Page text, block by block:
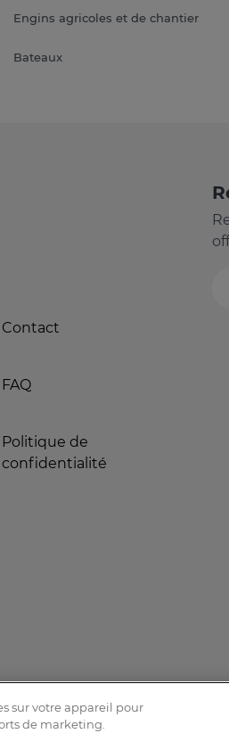
Engins agricoles et de chantier
Bateaux
Contact
FAQ
Politique de
confidentialité
sur votre appareil pour
de marketing.